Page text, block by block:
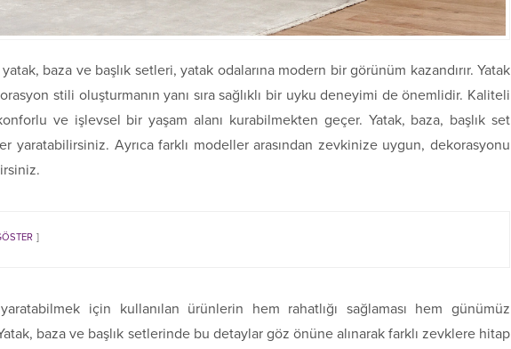
baza ve başlık setleri, yatak odalarına modern bir görünüm kazandırır. Yatak
stili oluşturmanın yanı sıra sağlıklı bir uyku deneyimi de önemlidir. Kaliteli
ve işlevsel bir yaşam alanı kurabilmekten geçer. Yatak, baza, başlık set
yaratabilirsiniz. Ayrıca farklı modeller arasından zevkinize uygun, dekorasyonu
için kullanılan ürünlerin hem rahatlığı sağlaması hem günümüz
baza ve başlık setlerinde bu detaylar göz önüne alınarak farklı zevklere hitap